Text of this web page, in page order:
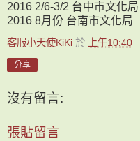
2016 2/6-3/2 台中市文化局
2016 8月份 台南市文化局
客服小天使KiKi 於 上午10:40
分享
沒有留言:
張貼留言